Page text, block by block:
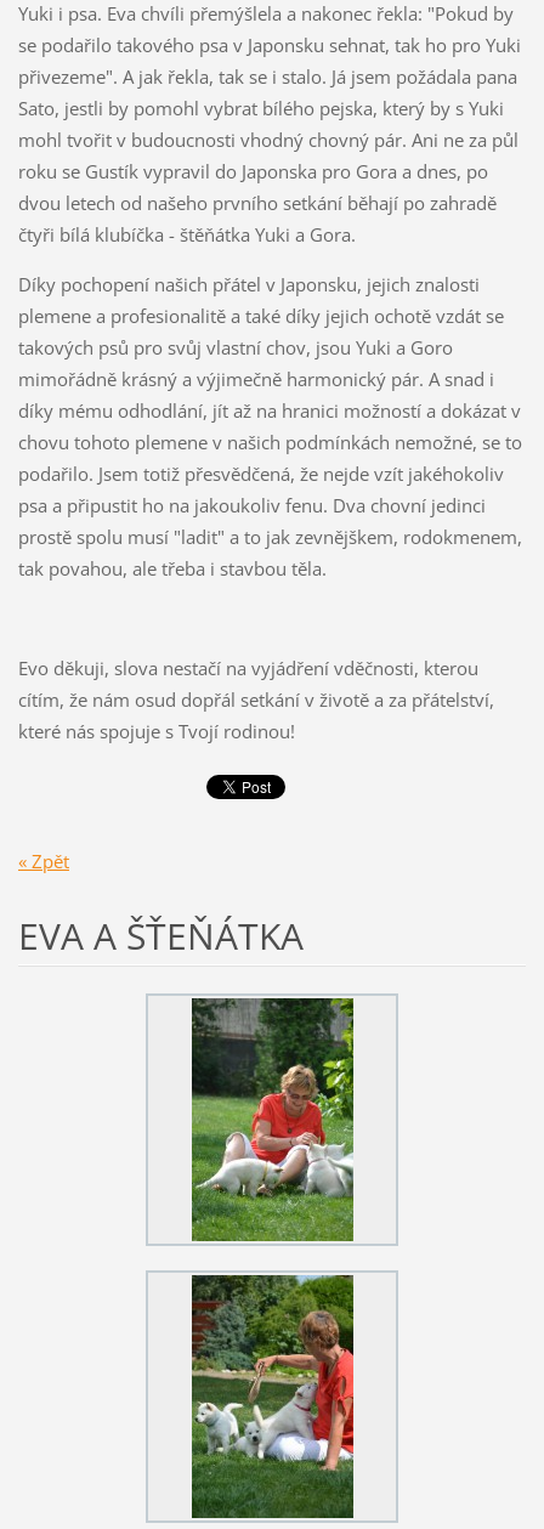
Yuki i psa. Eva chvíli přemýšlela a nakonec řekla: "Pokud by
se podařilo takového psa v Japonsku sehnat, tak ho pro Yuki
přivezeme". A jak řekla, tak se i stalo. Já jsem požádala pana
Sato, jestli by pomohl vybrat bílého pejska, který by s Yuki
mohl tvořit v budoucnosti vhodný chovný pár. Ani ne za půl
roku se Gustík vypravil do Japonska pro Gora a dnes, po
dvou letech od našeho prvního setkání běhají po zahradě
čtyři bílá klubíčka - štěňátka Yuki a Gora.
Díky pochopení našich přátel v Japonsku, jejich znalosti
plemene a profesionalitě a také díky jejich ochotě vzdát se
takových psů pro svůj vlastní chov, jsou Yuki a Goro
mimořádně krásný a výjimečně harmonický pár. A snad i
díky mému odhodlání, jít až na hranici možností a dokázat v
chovu tohoto plemene v našich podmínkách nemožné, se to
podařilo. Jsem totiž přesvědčená, že nejde vzít jakéhokoliv
psa a připustit ho na jakoukoliv fenu. Dva chovní jedinci
prostě spolu musí "ladit" a to jak zevnějškem, rodokmenem,
tak povahou, ale třeba i stavbou těla.
Evo děkuji, slova nestačí na vyjádření vděčnosti, kterou
cítím, že nám osud dopřál setkání v životě a za přátelství,
které nás spojuje s Tvojí rodinou!
« Zpět
EVA A ŠŤEŇÁTKA